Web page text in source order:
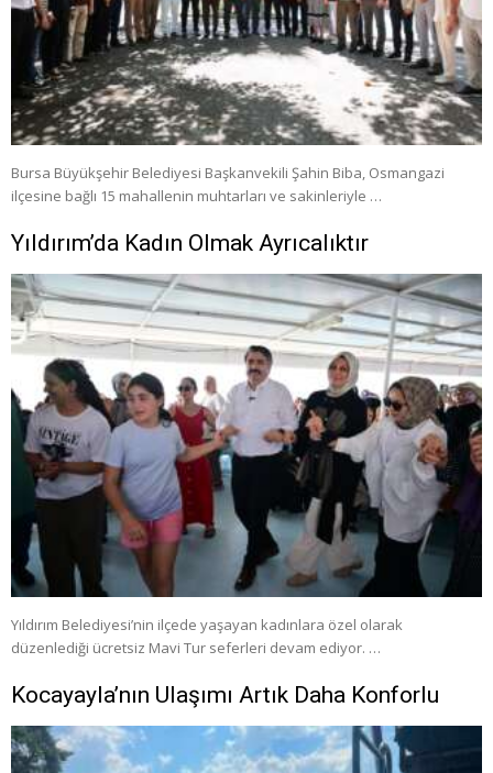
Bursa Büyükşehir Belediyesi Başkanvekili Şahin Biba, Osmangazi
ilçesine bağlı 15 mahallenin muhtarları ve sakinleriyle …
Yıldırım’da Kadın Olmak Ayrıcalıktır
Yıldırım Belediyesi’nin ilçede yaşayan kadınlara özel olarak
düzenlediği ücretsiz Mavi Tur seferleri devam ediyor. …
Kocayayla’nın Ulaşımı Artık Daha Konforlu